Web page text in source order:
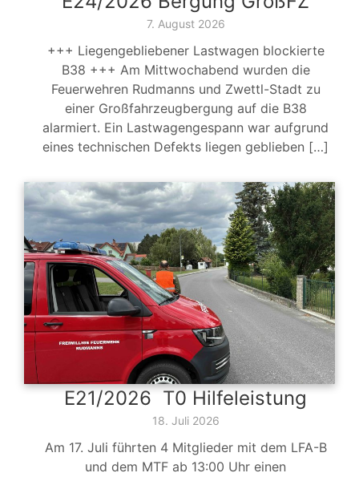
7. August 2026
+++ Liegengebliebener Lastwagen blockierte
B38 +++ Am Mittwochabend wurden die
Feuerwehren Rudmanns und Zwettl-Stadt zu
einer Großfahrzeugbergung auf die B38
alarmiert. Ein Lastwagengespann war aufgrund
eines technischen Defekts liegen geblieben […]
E21/2026 T0 Hilfeleistung
18. Juli 2026
Am 17. Juli führten 4 Mitglieder mit dem LFA-B
und dem MTF ab 13:00 Uhr einen